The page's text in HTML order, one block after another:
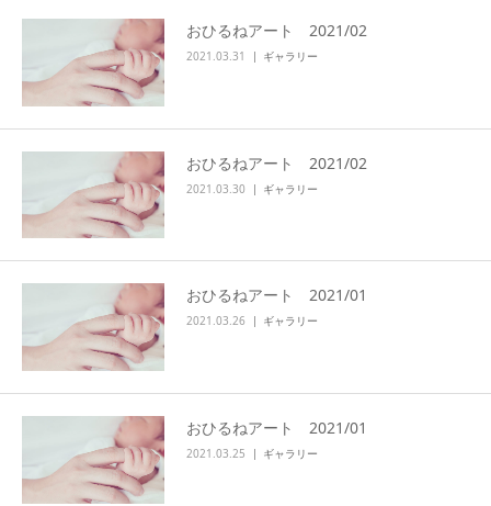
おひるねアート 2021/02
2021.03.31 ギャラリー
おひるねアート 2021/02
2021.03.30 ギャラリー
おひるねアート 2021/01
2021.03.26 ギャラリー
おひるねアート 2021/01
2021.03.25 ギャラリー